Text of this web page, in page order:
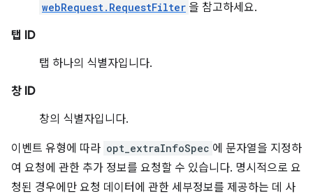
webRequest.RequestFilter 을 참고하세요.
탭 ID
탭 하나의 식별자입니다.
창 ID
창의 식별자입니다.
이벤트 유형에 따라 opt_extraInfoSpec 에 문자열을 지정하
여 요청에 관한 추가 정보를 요청할 수 있습니다. 명시적으로 요
청된 경우에만 요청 데이터에 관한 세부정보를 제공하는 데 사